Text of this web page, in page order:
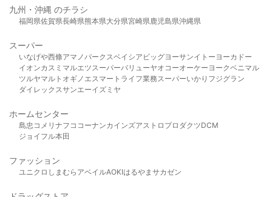
九州・沖縄 のチラシ
福岡県佐賀県長崎県熊本県大分県宮崎県鹿児島県沖縄県
スーパー
いなげや西條アマノパークスベイシア ビッグヨーサンイトーヨーカドー
イオンカスミ マルエツスーパーバリューヤオコーオーケー ヨークベニマル
ツルヤマルト オギノ エスマート ライフ業務スーパーいかり フジグラン
ダイレックスサンエーイズミヤ
ホームセンター
島忠 コメリ ナフコ コーナンカインズアストロプロダクツDCM
ジョイフル本田
ファッション
ユニクロ しまむら アベイルAOKIはるやま サカゼン